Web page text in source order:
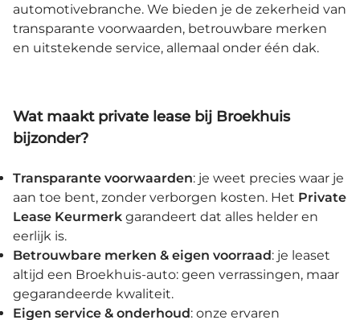
automotivebranche. We bieden je de zekerheid van
transparante voorwaarden, betrouwbare merken
en uitstekende service, allemaal onder één dak.
Wat maakt private lease bij Broekhuis
bijzonder?
Transparante voorwaarden: je weet precies waar je
aan toe bent, zonder verborgen kosten. Het Private
Lease Keurmerk garandeert dat alles helder en
eerlijk is.
Betrouwbare merken & eigen voorraad: je leaset
altijd een Broekhuis-auto: geen verrassingen, maar
gegarandeerde kwaliteit.
Eigen service & onderhoud: onze ervaren